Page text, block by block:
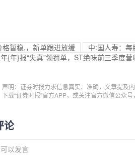
格暂稳,，新单跟进放缓
中:国人寿：
{年}报“失真”领罚单，ST绝味前三季度
声明：证券时报力求信息真实、准确，文章提及
下载“证券时报”官方APP，或关注官方微信公众
论
以发言